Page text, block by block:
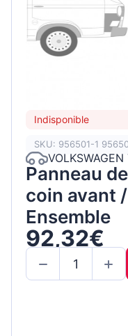
Indisponible
SKU: 956501-1
Panneau
coin avant
Ensemble
92,32€